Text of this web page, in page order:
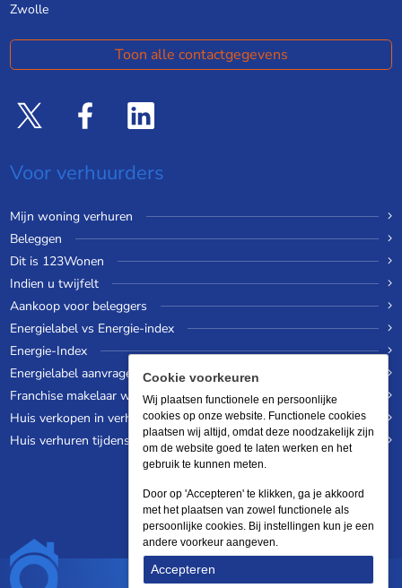
Zwolle
Toon alle contactgegevens
Voor verhuurders
Mijn woning verhuren
Beleggen
Dit is 123Wonen
Indien u twijfelt
Aankoop voor beleggers
Energielabel vs Energie-index
Energie-Index
Energielabel aanvragen
Franchise makelaar worden
Huis verkopen in verhuurde staat
Huis verhuren tijdens een wereldreis
Cookie voorkeuren
Wij plaatsen functionele en persoonlijke
cookies op onze website. Functionele cookies
plaatsen wij altijd, omdat deze noodzakelijk zijn
om de website goed te laten werken en het
gebruik te kunnen meten.
Door op 'Accepteren' te klikken, ga je akkoord
met het plaatsen van zowel functionele als
persoonlijke cookies. Bij instellingen kun je een
andere voorkeur aangeven.
Accepteren